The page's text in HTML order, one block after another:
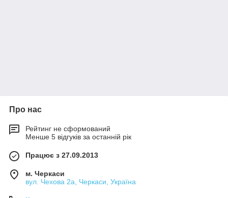
Про нас
Рейтинг не сформований
Менше 5 відгуків за останній рік
Працює з 27.09.2013
м. Черкаси
вул. Чехова 2а, Черкаси, Україна